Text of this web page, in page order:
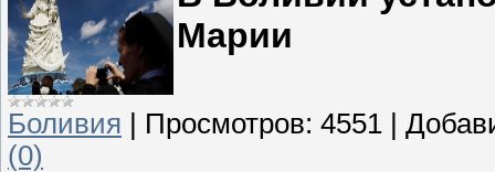
Марии
Боливия | Просмотров: 4551 |
(0)